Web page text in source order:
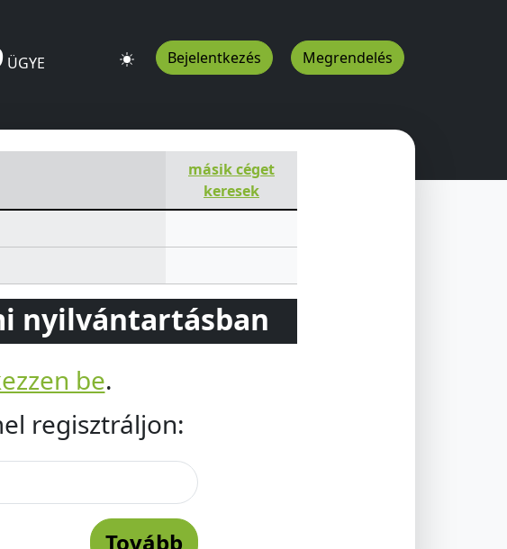
ÜGYE Bejelentkezés Megrendelés
másik céget
keresek
nyilvántartásban
be.
regisztráljon:
Tovább